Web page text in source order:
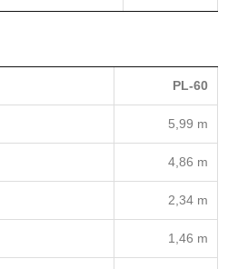
PL-60
5,99 m
4,86 m
2,34 m
1,46 m